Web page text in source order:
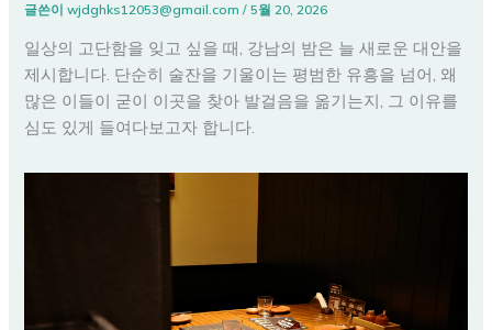
글쓴이wjdghks12053@gmail.com/5월 20, 2026
일상의 고단함을 잊고 싶을 때, 강남의 밤은 늘 새로운 대안을
제시합니다. 단순히 술잔을 기울이는 평범한 유흥을 넘어, 왜
많은 이들이 굳이 이곳을 찾아 발걸음을 옮기는지, 그 이유를
심도 있게 들여다보고자 합니다.